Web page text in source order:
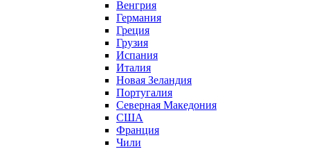
Венгрия
Германия
Греция
Грузия
Испания
Италия
Новая Зеландия
Португалия
Северная Македония
США
Франция
Чили